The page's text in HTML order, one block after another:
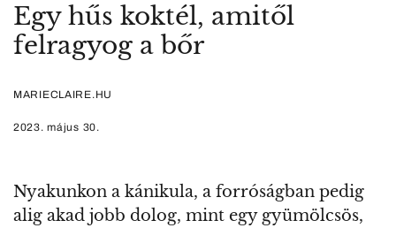
Egy hűs koktél, amitől
felragyog a bőr
MARIECLAIRE.HU
2023. május 30.
Nyakunkon a kánikula, a forróságban pedig
alig akad jobb dolog, mint egy gyümölcsös,